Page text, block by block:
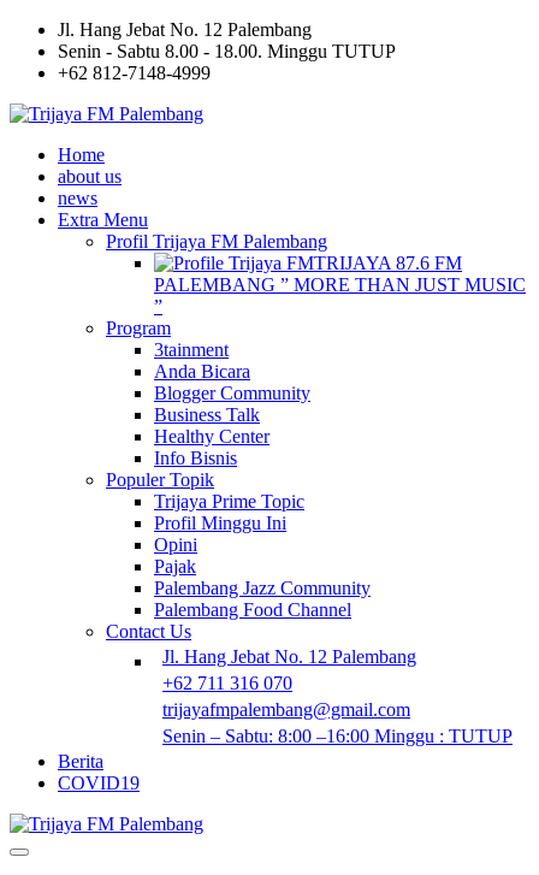
Jl. Hang Jebat No. 12 Palembang
Senin - Sabtu 8.00 - 18.00. Minggu TUTUP
+62 812-7148-4999
Home
about us
news
Extra Menu
Profil Trijaya FM Palembang
TRIJAYA 87.6 FM
PALEMBANG ” MORE THAN JUST MUSIC
”
Program
3tainment
Anda Bicara
Blogger Community
Business Talk
Healthy Center
Info Bisnis
Populer Topik
Trijaya Prime Topic
Profil Minggu Ini
Opini
Pajak
Palembang Jazz Community
Palembang Food Channel
Contact Us
Jl. Hang Jebat No. 12 Palembang
+62 711 316 070
trijayafmpalembang@gmail.com
Senin – Sabtu: 8:00 –16:00 Minggu : TUTUP
Berita
COVID19